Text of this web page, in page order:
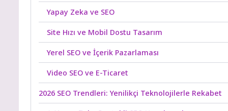
Yapay Zeka ve SEO
Site Hızı ve Mobil Dostu Tasarım
Yerel SEO ve İçerik Pazarlaması
Video SEO ve E-Ticaret
2026 SEO Trendleri: Yenilikçi Teknolojilerle Rekabet